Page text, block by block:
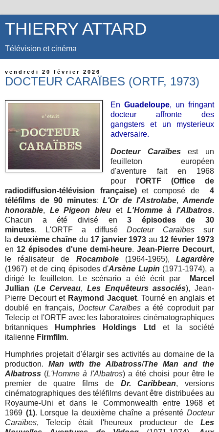
THIERRY ATTARD
Télévision et cinéma
vendredi 20 février 2026
DOCTEUR CARAÏBES (ORTF, 1973)
En Guadeloupe, un fringant
docteur affronte des
gangsters et un mysterieux
adversaire.
Docteur Caraïbesest un
feuilleton européen
d'aventurefait en 1968
pour
l'ORTF (Office de
radiodiffusion-télévision française)et composé de
4
téléfilms de 90 minutes:L'Or de l'Astrolabe,Amende
honorable, Le Pigeon bleu et L'Homme à l'Albatros.
Chacun a été divisé en3 épisodes de 30
minutes. L'ORTF a diffusé Docteur Caraïbes sur
la deuxième chaîne du 17 janvier 1973 au 12 février 1973
en 12 épisodes d'une demi-heure. Jean-Pierre Decourt,
le réalisateur de Rocambole(1964-1965),Lagardère
(1967) et de cinq épisodes d'Arsène Lupin (1971-1974), a
dirigé le feuilleton. Lescénario a été écrit par
Marcel
Jullian (Le Cerveau,Les Enquêteurs associés), Jean-
Pierre Decourt et Raymond Jacquet. Tourné en anglais et
doublé en français, Docteur Caraïbes a été coproduit par
Telecip et l'ORTF avec les laboratoires cinématographiques
britanniques
Humphries Holdings Ltd
et la société
italienne Firmfilm.
Humphries projetait d'élargir ses activités au domaine de la
production.Man with the Albatross/The Man and the
Albatross (L'Homme à l'Albatros) a été choisi pour être le
premier de quatre films de Dr. Caribbean, versions
cinématographiques des téléfilms devant être distribuées au
Royaume-Uni et dans le Commonwealth entre 1968 et
1969 (1). Lorsque la deuxième chaîne a présenté Docteur
Caraïbes, Telecip était l'heureux producteur de Les